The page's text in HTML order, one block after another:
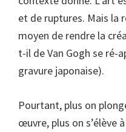
et de ruptures. Mais la
moyen de rendre la
t-il de Van Gogh se ré-
gravure japonaise).
Pourtant, plus on
œuvre, plus on s’élève